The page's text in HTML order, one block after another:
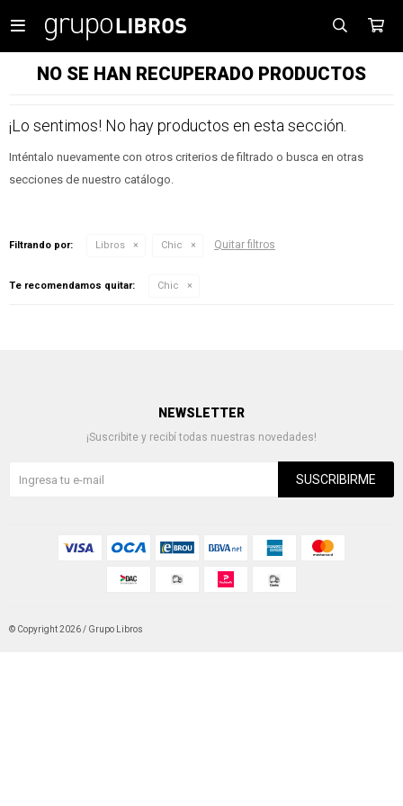

NO SE HAN RECUPERADO PRODUCTOS
¡Lo sentimos! No hay productos en esta sección.
Inténtalo nuevamente con otros criterios de filtrado o busca en otras
secciones de nuestro catálogo.
Filtrando por: Libros Chic Quitar filtros
Te recomendamos quitar: Chic
NEWSLETTER
¡Suscribite y recibí todas nuestras novedades!
SUSCRIBIRME
© Copyright 2026 / Grupo Libros